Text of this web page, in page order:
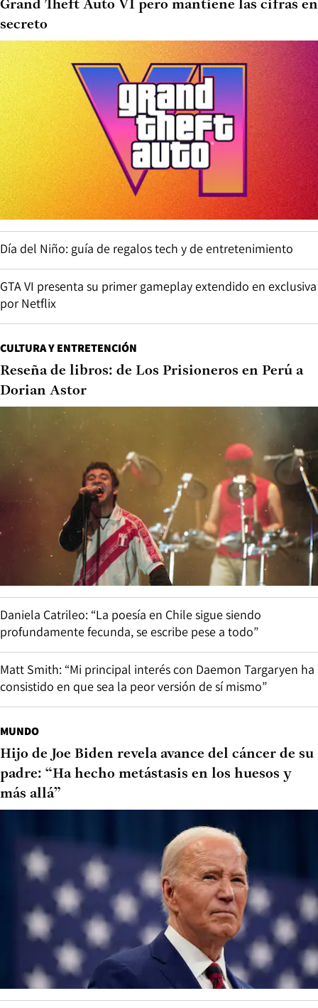
Grand Theft Auto VI pero mantiene las cifras en
secreto
Día del Niño: guía de regalos tech y de entretenimiento
GTA VI presenta su primer gameplay extendido en exclusiva
por Netflix
CULTURA Y ENTRETENCIÓN
Reseña de libros: de Los Prisioneros en Perú a
Dorian Astor
Daniela Catrileo: “La poesía en Chile sigue siendo
profundamente fecunda, se escribe pese a todo”
Matt Smith: “Mi principal interés con Daemon Targaryen ha
consistido en que sea la peor versión de sí mismo”
MUNDO
Hijo de Joe Biden revela avance del cáncer de su
padre: “Ha hecho metástasis en los huesos y
más allá”